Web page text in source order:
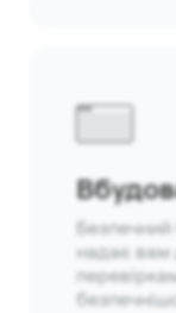
надає вам